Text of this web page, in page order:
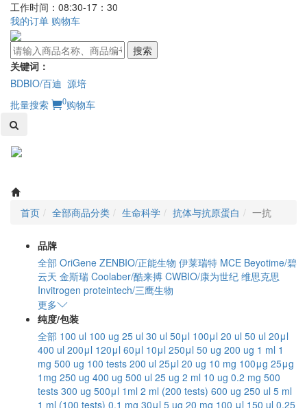
工作时间：08:30-17：30
我的订单 购物车
搜索
关键词：
BDBIO/百迪 源培
批量搜索
0购物车
首页 全部商品分类 生命科学 抗体与抗原蛋白 一抗
品牌
全部 OriGene ZENBIO/正能生物 伊莱瑞特 MCE Beyotime/碧
云天 金斯瑞 Coolaber/酷来搏 CWBIO/康为世纪 维思克思
Invitrogen proteintech/三鹰生物
更多
纯度/包装
全部 100 ul 100 ug 25 ul 30 ul 50μl 100μl 20 ul 50 ul 20μl
400 ul 200μl 120μl 60μl 10μl 250μl 50 ug 200 ug 1 ml 1
mg 500 ug 100 tests 200 ul 25μl 20 ug 10 mg 100μg 25μg
1mg 250 ug 400 ug 500 ul 25 ug 2 ml 10 ug 0.2 mg 500
tests 300 ug 500μl 1ml 2 ml (200 tests) 600 ug 250 ul 5 ml
1 ml (100 tests) 0.1 mg 30μl 5 ug 20 mg 100 μl 150 ul 0.25